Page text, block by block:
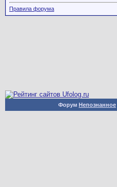
Правила форума
Форум Непознанное